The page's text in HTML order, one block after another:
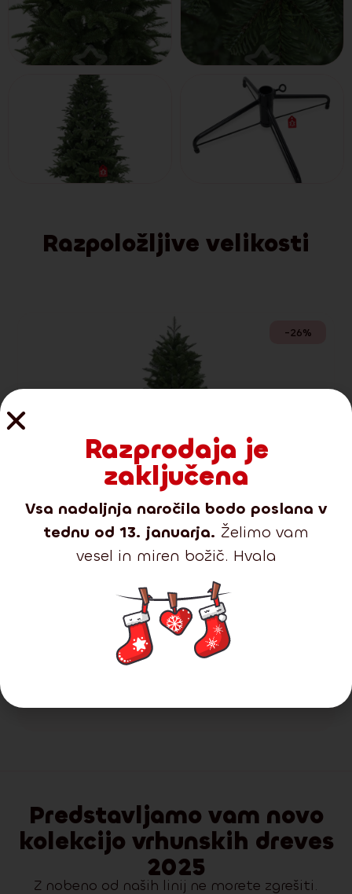
Razpoložljive velikosti
-26%
Na zalogi
Kavkaška jelka 100 % 210 cm
548.00 406.00
Predstavljamo vam novo
kolekcijo vrhunskih dreves
2025
Z nobeno od naših linij ne morete zgrešiti.
Razprodaja je
zaključena
Vsa nadaljnja naročila bodo poslana v
tednu od 13. januarja. Želimo vam
vesel in miren božič. Hvala